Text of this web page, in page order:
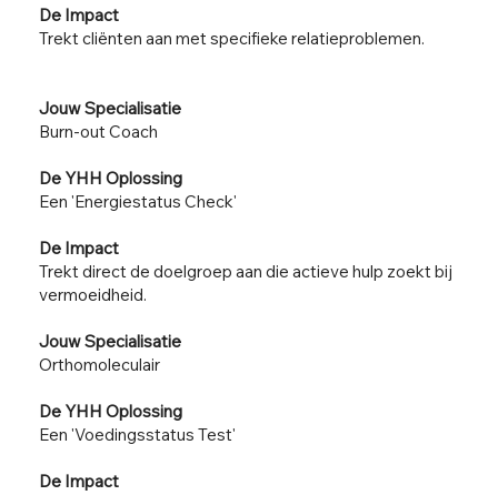
De Impact
Trekt cliënten aan met specifieke relatieproblemen.
Jouw Specialisatie
Burn-out Coach
De YHH Oplossing
Een 'Energiestatus Check'
De Impact
Trekt direct de doelgroep aan die actieve hulp zoekt bij
vermoeidheid.
Jouw Specialisatie
Orthomoleculair
De YHH Oplossing
Een 'Voedingsstatus Test'
De Impact